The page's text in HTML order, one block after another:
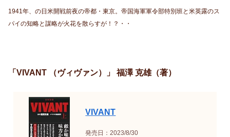
1941年、の日米開戦前夜の帝都・東京。帝国海軍軍令部特別班と米英露のス
パイの知略と謀略が火花を散らすが！？・・
「VIVANT （ヴィヴァン）」 福澤 克雄（著）
VIVANT
発売日：2023/8/30